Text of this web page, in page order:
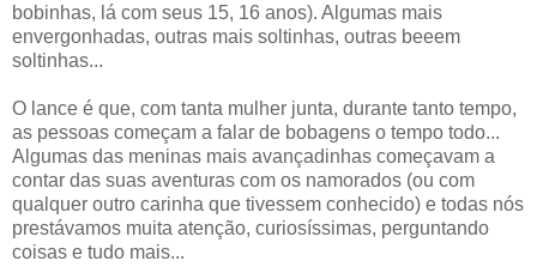
bobinhas, lá com seus 15, 16 anos). Algumas mais
envergonhadas, outras mais soltinhas, outras beeem
soltinhas...
O lance é que, com tanta mulher junta, durante tanto tempo,
as pessoas começam a falar de bobagens o tempo todo...
Algumas das meninas mais avançadinhas começavam a
contar das suas aventuras com os namorados (ou com
qualquer outro carinha que tivessem conhecido) e todas nós
prestávamos muita atenção, curiosíssimas, perguntando
coisas e tudo mais...